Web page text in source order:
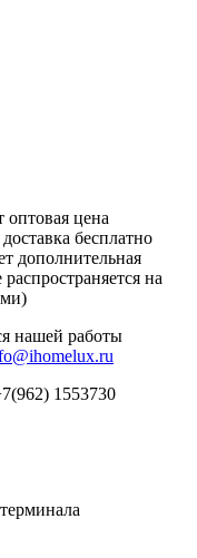
оптовая цена
бесплатно
дополнительная
на
нашей работы
1553730